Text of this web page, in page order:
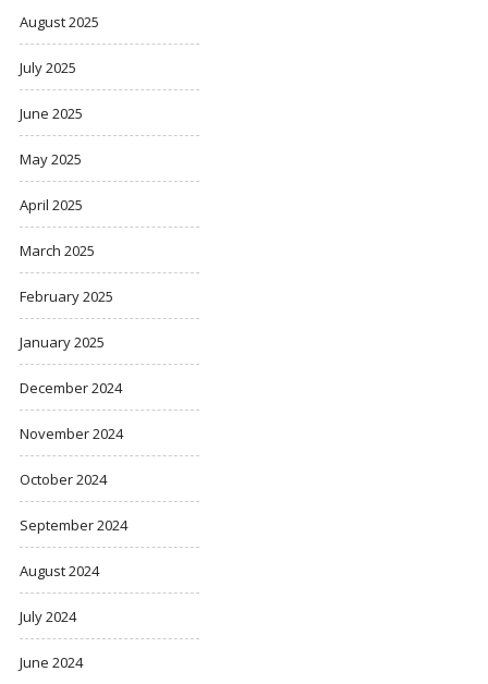
August 2025
July 2025
June 2025
May 2025
April 2025
March 2025
February 2025
January 2025
December 2024
November 2024
October 2024
September 2024
August 2024
July 2024
June 2024